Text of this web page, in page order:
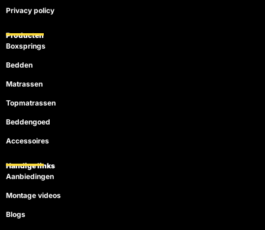
Privacy policy
Producten
Boxsprings
Bedden
Matrassen
Topmatrassen
Beddengoed
Accessoires
Handige links
Aanbiedingen
Montage videos
Blogs